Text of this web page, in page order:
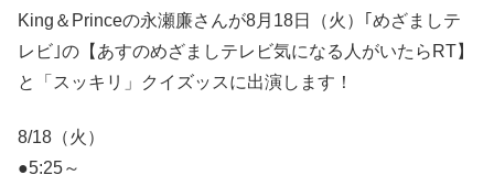
King＆Princeの永瀬廉さんが8月18日（火）｢めざましテ
レビ｣の【あすのめざましテレビ気になる人がいたらRT】
と「スッキリ」クイズッスに出演します！
8/18（火）
●5:25～